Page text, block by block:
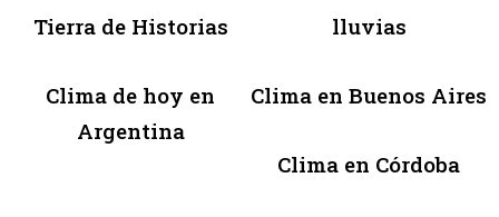
Tierra de Historias lluvias
Clima de hoy en
Argentina
Clima en Buenos Aires
Clima en Córdoba